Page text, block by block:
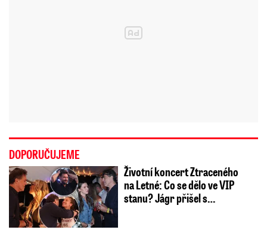
DOPORUČUJEME
Životní koncert Ztraceného
na Letné: Co se dělo ve VIP
stanu? Jágr přišel s…